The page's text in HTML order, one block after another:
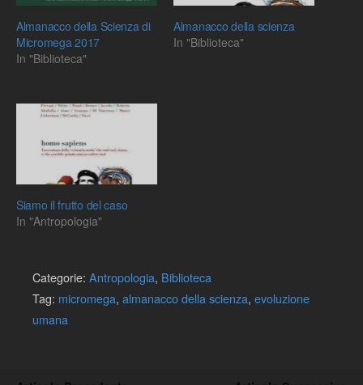
Almanacco della Scienza di
Micromega 2017
In "Biblioteca"
Almanacco della scienza
In "Biblioteca"
Siamo il frutto del caso
In "Antropologia"
Categorie: Antropologia, Biblioteca
Tag: micromega, almanacco della scienza, evoluzione
umana